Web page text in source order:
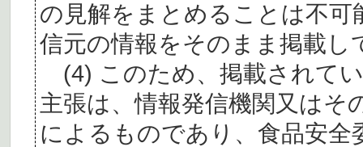
の見解をまとめることは不
信元の情報をそのまま掲載し
(4) このため、掲載されて
主張は、情報発信機関又はそ
によるものであり、食品安